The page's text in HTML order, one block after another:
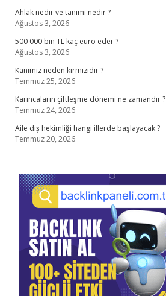
Ahlak nedir ve tanımı nedir ?
Ağustos 3, 2026
500 000 bin TL kaç euro eder ?
Ağustos 3, 2026
Kanımız neden kırmızıdır ?
Temmuz 25, 2026
Karıncaların çiftleşme dönemi ne zamandır ?
Temmuz 24, 2026
Aile diş hekimliği hangi illerde başlayacak ?
Temmuz 20, 2026